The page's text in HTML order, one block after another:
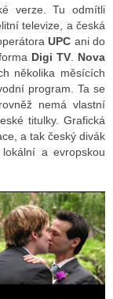
verze. Tu odmítli
televize, a česká
UPC ani do
Digi TV
Nova
několika měsících
program. Ta se
nemá vlastní
titulky. Grafická
a tak český divák
a evropskou